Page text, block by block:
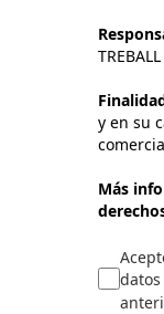
y en su
Más